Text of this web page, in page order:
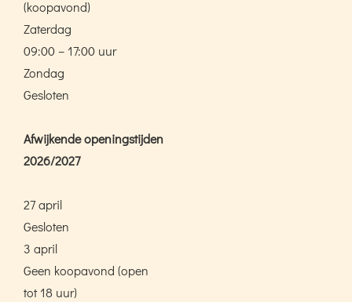
(koopavond)
Zaterdag
09:00 – 17:00 uur
Zondag
Gesloten
Afwijkende openingstijden
2026/2027
27 april
Gesloten
3 april
Geen koopavond (open
tot 18 uur)